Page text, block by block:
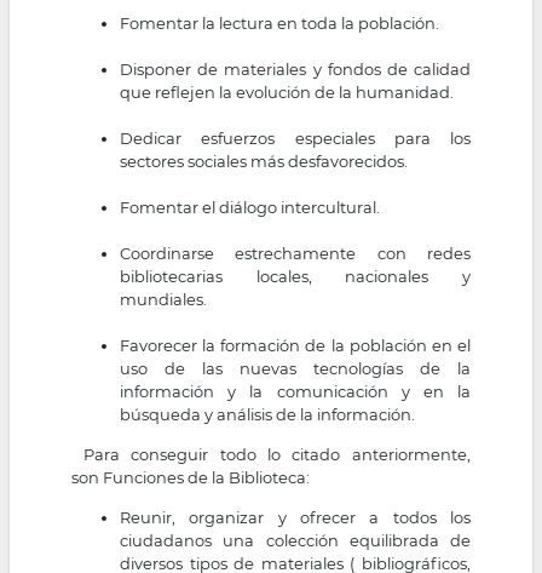
Fomentar la lectura en toda la población.
Disponer de materiales y fondos de calidad
que reflejen la evolución de la humanidad.
Dedicar esfuerzos especiales para los
sectores sociales más desfavorecidos.
Fomentar el diálogo intercultural.
Coordinarse estrechamente con redes
bibliotecarias locales, nacionales y
mundiales.
Favorecer la formación de la población en el
uso de las nuevas tecnologías de la
información y la comunicación y en la
búsqueda y análisis de la información.
Para conseguir todo lo citado anteriormente,
son Funciones de la Biblioteca:
Reunir, organizar y ofrecer a todos los
ciudadanos una colección equilibrada de
diversos tipos de materiales ( bibliográficos,